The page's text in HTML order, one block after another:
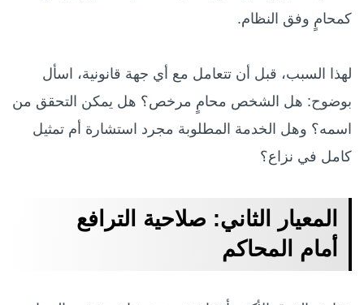
كمحامٍ وفق النظام.
لهذا السبب، قبل أن تتعامل مع أي جهة قانونية، اسأل
بوضوح: هل الشخص محامٍ مرخص؟ هل يمكن التحقق من
اسمه؟ وهل الخدمة المطلوبة مجرد استشارة أم تمثيل
كامل في نزاع؟
المعيار الثاني: صلاحية الترافع
أمام المحاكم